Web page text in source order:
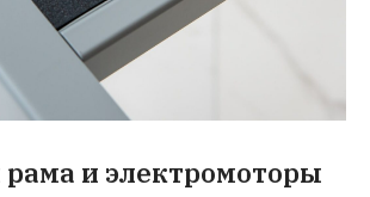
и электромоторы